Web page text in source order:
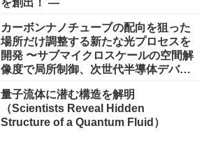
を創出！ ―
カーボンナノチューブの配向を狙った
場所だけ調整する新たな光プロセスを
開発 〜サブマイクロスケールの空間解
像度で局所制御、次世代半導体デバイ
量子流体に潜む構造を解明
（Scientists Reveal Hidden
Structure of a Quantum Fluid）